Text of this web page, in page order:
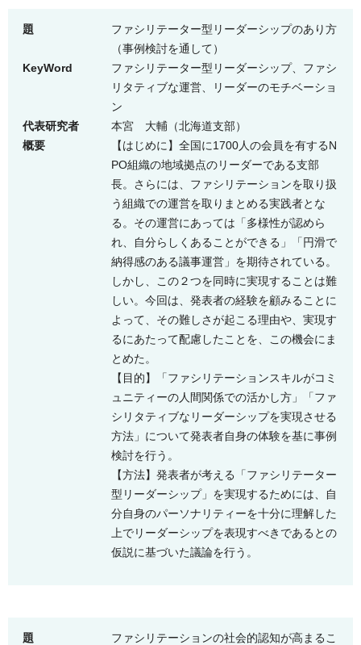
題
ファシリテーター型リーダーシップのあり方
（事例検討を通して）
KeyWord
ファシリテーター型リーダーシップ、ファシ
リタティブな運営、リーダーのモチベーショ
ン
代表研究者
本宮 大輔（北海道支部）
概要
【はじめに】全国に1700人の会員を有するN
PO組織の地域拠点のリーダーである支部
長。さらには、ファシリテーションを取り扱
う組織での運営を取りまとめる実践者とな
る。その運営にあっては「多様性が認めら
れ、自分らしくあることができる」「円滑で
納得感のある議事運営」を期待されている。
しかし、この２つを同時に実現することは難
しい。今回は、発表者の経験を顧みることに
よって、その難しさが起こる理由や、実現す
るにあたって配慮したことを、この機会にま
とめた。
【目的】「ファシリテーションスキルがコミ
ュニティーの人間関係での活かし方」「ファ
シリタティブなリーダーシップを実現させる
方法」について発表者自身の体験を基に事例
検討を行う。
【方法】発表者が考える「ファシリテーター
型リーダーシップ」を実現するためには、自
分自身のパーソナリティーを十分に理解した
上でリーダーシップを表現すべきであるとの
仮説に基づいた議論を行う。
題
ファシリテーションの社会的認知が高まるこ